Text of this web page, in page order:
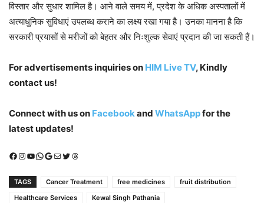
विस्तार और सुधार शामिल है। आने वाले समय में, प्रदेश के अधिक अस्पतालों में
अत्याधुनिक सुविधाएं उपलब्ध कराने का लक्ष्य रखा गया है। उनका मानना है कि
सरकारी प्रयासों से मरीजों को बेहतर और निःशुल्क सेवाएं प्रदान की जा सकती हैं।
For advertisements inquiries on HIM Live TV, Kindly
contact us!
Connect with us on Facebookand WhatsAppfor the
latest updates!
Facebook
Instagram
YouTube
WhatsApp
Google
MailX (Twitter)
Threads
TAGS Cancer Treatment free medicines
fruit distribution
Healthcare Services
Kewal Singh Pathania